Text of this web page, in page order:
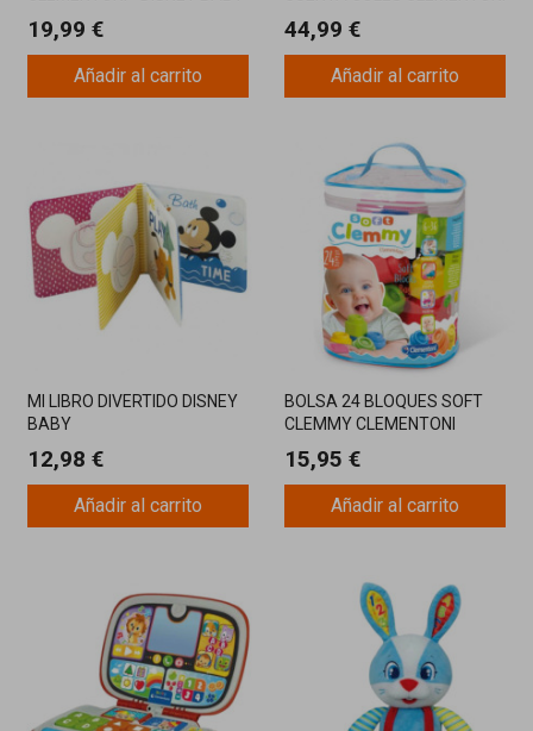
19,99 €
Añadir al carrito
44,99 €
Añadir al carrito
MI LIBRO DIVERTIDO DISNEY
BABY
12,98 €
Añadir al carrito
BOLSA 24 BLOQUES SOFT
CLEMMY CLEMENTONI
15,95 €
Añadir al carrito